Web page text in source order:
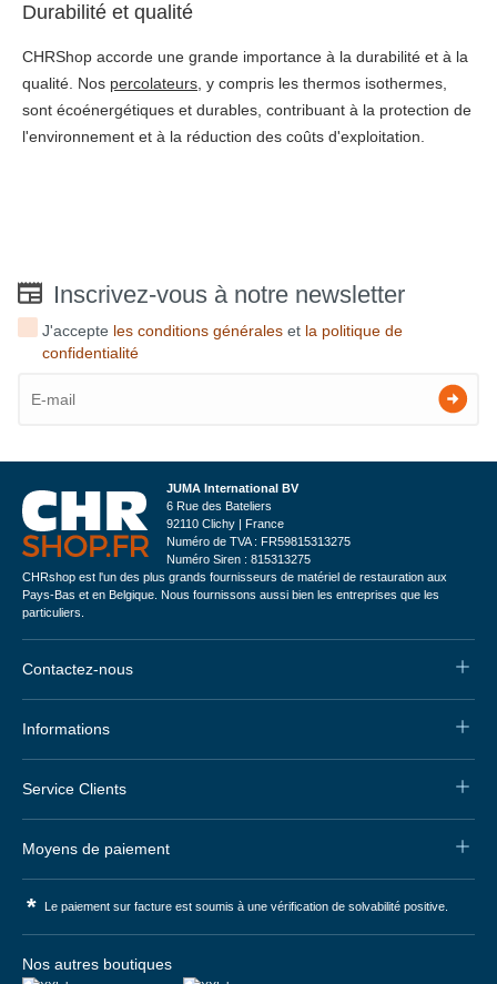
Durabilité et qualité
CHRShop accorde une grande importance à la durabilité et à la
qualité. Nos percolateurs, y compris les thermos isothermes,
sont écoénergétiques et durables, contribuant à la protection de
l'environnement et à la réduction des coûts d'exploitation.
Inscrivez-vous à notre newsletter
J'accepte les conditions générales et la politique de
confidentialité
JUMA International BV
6 Rue des Bateliers
92110 Clichy | France
Numéro de TVA : FR59815313275
Numéro Siren : 815313275
CHRshop est l'un des plus grands fournisseurs de matériel de restauration aux
Pays-Bas et en Belgique. Nous fournissons aussi bien les entreprises que les
particuliers.
Contactez-nous
Informations
Service Clients
Moyens de paiement
* Le paiement sur facture est soumis à une vérification de solvabilité positive.
Nos autres boutiques